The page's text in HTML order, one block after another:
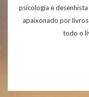
psicologia e
apaixonado por livros
todo o